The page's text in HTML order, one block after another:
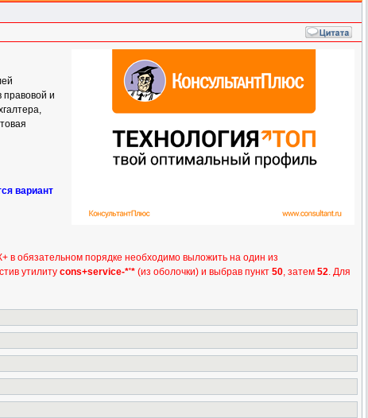
правовой и
вариант
в обязательном порядке необходимо выложить на один из
утилиту cons+service-*'* (из оболочки) и выбрав пункт 50, затем 52. Для